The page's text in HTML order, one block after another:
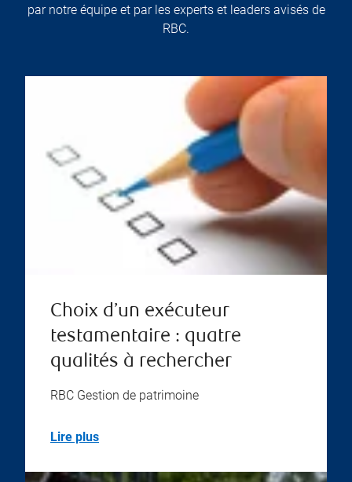
par notre équipe et par les experts et leaders avisés de
RBC.
Choix d’un exécuteur
testamentaire : quatre
qualités à rechercher
RBC Gestion de patrimoine
Lire plus